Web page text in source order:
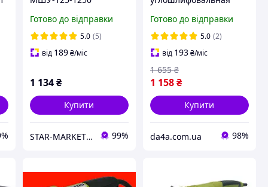
Готово до відправки
5.0 (5)
від 189 ₴/міс
1 134 ₴
Купити
STAR-MARKET - аксесуари, товари для дому, саду, відпочинку та туризму 99%
Готово до відправки
5.0 (2)
від 193₴/міс
1 158₴
1 655 ₴
Купити
da4a.com.ua 98%